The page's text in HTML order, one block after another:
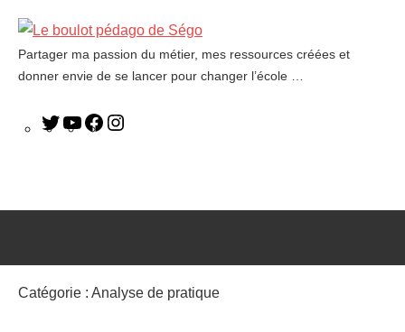
Le
boulot
Partager ma passion du métier, mes ressources créées et
donner envie de se lancer pour changer l’école …
Catégorie : Analyse de pratique